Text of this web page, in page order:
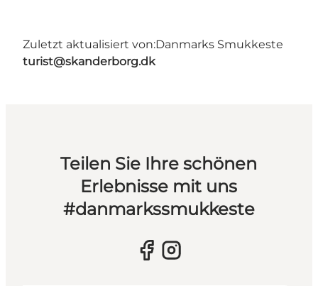
Zuletzt aktualisiert von:Danmarks Smukkeste
turist@skanderborg.dk
Teilen Sie Ihre schönen
Erlebnisse mit uns
#danmarkssmukkeste